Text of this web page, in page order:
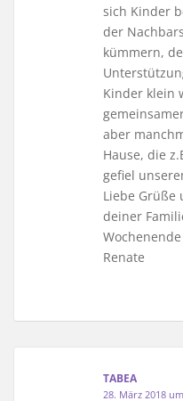
sich Kinder
der
kümmern,
Kinder klein
aber
Hause, die
gefiel
Liebe Grüße
deiner
Wochenende
Renate
TABEA
28. März 2018